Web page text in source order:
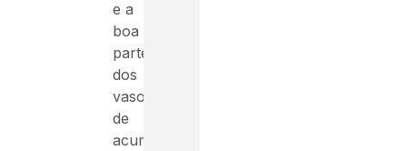
e a
boa
parte
dos
vasos
de
acumulação